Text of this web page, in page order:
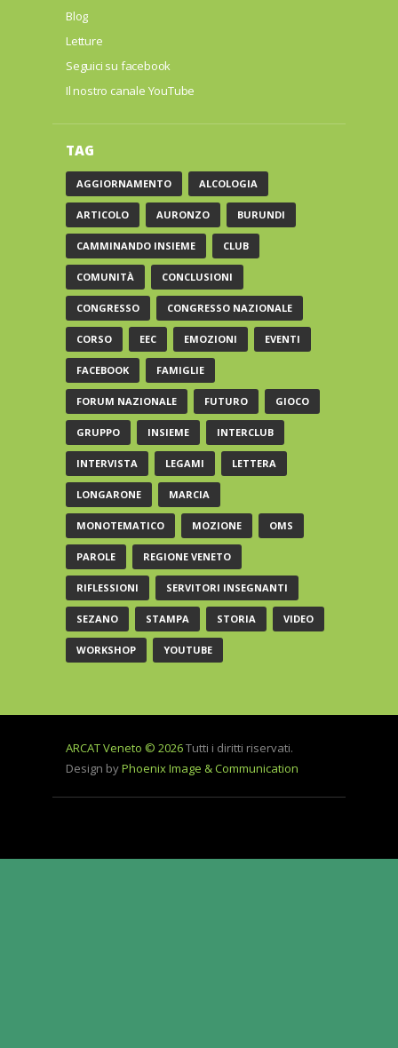
Blog
Letture
Seguici su facebook
Il nostro canale YouTube
TAG
AGGIORNAMENTO ALCOLOGIA
ARTICOLO AURONZO BURUNDI
CAMMINANDO INSIEME CLUB
COMUNITÀ CONCLUSIONI
CONGRESSO CONGRESSO NAZIONALE
CORSO EEC EMOZIONI EVENTI
FACEBOOK FAMIGLIE
FORUM NAZIONALE FUTURO GIOCO
GRUPPO INSIEME INTERCLUB
INTERVISTA LEGAMI LETTERA
LONGARONE MARCIA
MONOTEMATICO MOZIONE OMS
PAROLE REGIONE VENETO
RIFLESSIONI SERVITORI INSEGNANTI
SEZANO STAMPA STORIA VIDEO
WORKSHOP YOUTUBE
ARCAT Veneto © 2026Tutti i diritti riservati.
Design byPhoenix Image & Communication